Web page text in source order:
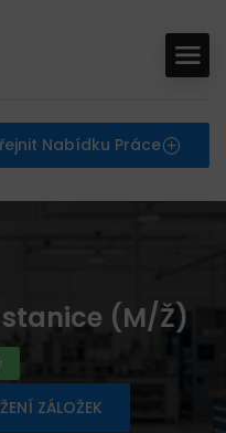
Nabídku Práce
(M/Ž)
ZÁLOŽEK